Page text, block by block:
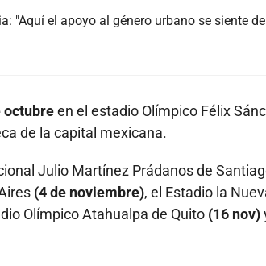
"Aquí el apoyo al género urbano se siente
octubreen el estadio Olímpico Félix
de la capital mexicana.
Julio Martínez Prádanos de
(4 de noviembre), el Estadio la
Olímpico Atahualpa de Quito (16 nov)